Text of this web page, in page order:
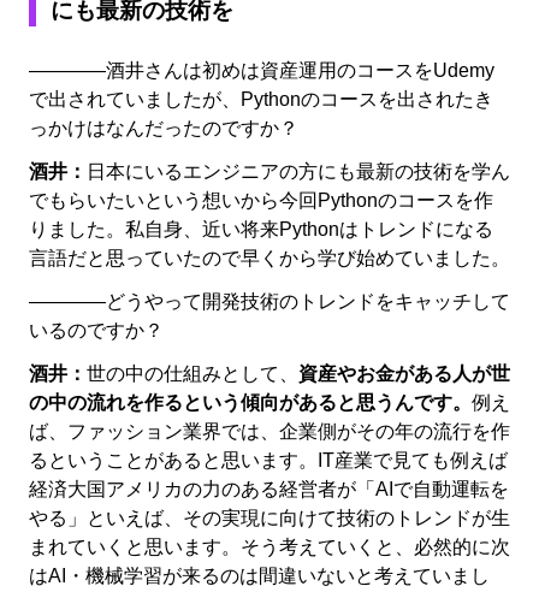
にも最新の技術を
――――酒井さんは初めは資産運用のコースをUdemy
で出されていましたが、Pythonのコースを出されたき
っかけはなんだったのですか？
酒井： 日本にいるエンジニアの方にも最新の技術を学ん
でもらいたいという想いから今回Pythonのコースを作
りました。私自身、近い将来Pythonはトレンドになる
言語だと思っていたので早くから学び始めていました。
――――どうやって開発技術のトレンドをキャッチして
いるのですか？
酒井： 世の中の仕組みとして、 資産やお金がある人が世
の中の流れを作るという傾向があると思うんです。 例え
ば、ファッション業界では、企業側がその年の流行を作
るということがあると思います。IT産業で見ても例えば
経済大国アメリカの力のある経営者が「AIで自動運転を
やる」といえば、その実現に向けて技術のトレンドが生
まれていくと思います。そう考えていくと、必然的に次
はAI・機械学習が来るのは間違いないと考えていまし